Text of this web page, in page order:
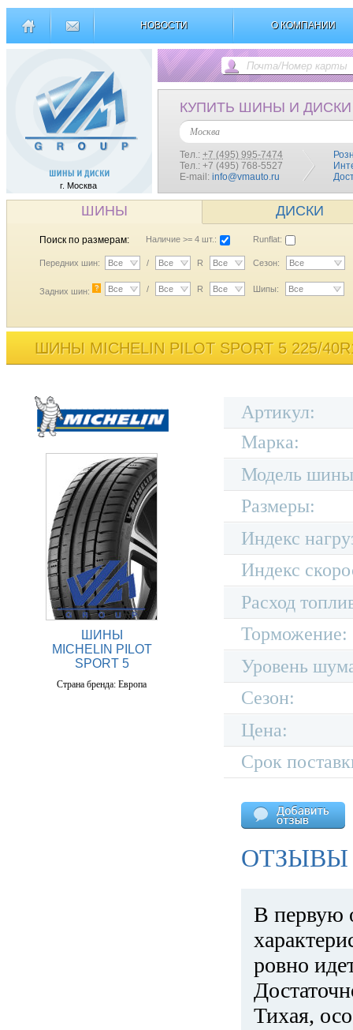
НОВОСТИ О КОМПАНИИ
г. Москва
КУПИТЬ ШИНЫ И ДИСКИ
Москва
Тел.: +7 (495) 995-7474
Тел.: +7 (495) 768-5527
E-mail: info@vmauto.ru
ШИНЫ ДИСКИ
Поиск по размерам: Наличие >= 4 шт.: Runflat:
Передних шин: Все / Все R Все Сезон: Все
Задних шин: ? Все / Все R Все Шипы: Все
ШИНЫ MICHELIN PILOT SPORT 5 225/
ШИНЫ
MICHELIN PILOT
SPORT 5
Страна бренда: Европа
Артикул:
Марка:
Модель
Размеры:
Индекс
Индекс
Расход
Торможение:
Уровень
Сезон:
Цена:
Срок
ОТЗЫВЫ
В первую
ровно
Тихая,